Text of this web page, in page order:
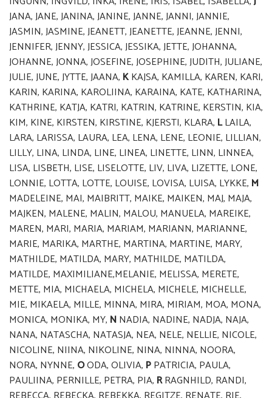
JANA, JANE, JANINA, JANINE, JANNE, JANNI, JANNIE,
JASMIN, JASMINE, JEANETT, JEANETTE, JEANNE, JENNI,
JENNIFER, JENNY, JESSICA, JESSIKA, JETTE, JOHANNA,
JOHANNE, JONNA, JOSEFINE, JOSEPHINE, JUDITH, JULIANE,
JULIE, JUNE, JYTTE, JAANA, KKAJSA, KAMILLA, KAREN, KARI,
KARIN, KARINA, KAROLIINA, KARAINA, KATE, KATHARINA,
KATHRINE, KATJA, KATRI, KATRIN, KATRINE, KERSTIN, KIA,
KIM, KINE, KIRSTEN, KIRSTINE, KJERSTI, KLARA, LLAILA,
LARA, LARISSA, LAURA, LEA, LENA, LENE, LEONIE, LILLIAN,
LILLY, LINA, LINDA, LINE, LINEA, LINETTE, LINN, LINNEA,
LISA, LISBETH, LISE, LISELOTTE, LIV, LIVA, LIZETTE, LONE,
LONNIE, LOTTA, LOTTE, LOUISE, LOVISA, LUISA, LYKKE, M
MADELEINE, MAI, MAIBRITT, MAIKE, MAIKEN, MAJ, MAJA,
MAJKEN, MALENE, MALIN, MALOU, MANUELA, MAREIKE,
MAREN, MARI, MARIA, MARIAM, MARIANN, MARIANNE,
MARIE, MARIKA, MARTHE, MARTINA, MARTINE, MARY,
MATHILDE, MATILDA, MARY, MATHILDE, MATILDA,
MATILDE, MAXIMILIANE,MELANIE, MELISSA, MERETE,
METTE, MIA, MICHAELA, MICHELA, MICHELE, MICHELLE,
MIE, MIKAELA, MILLE, MINNA, MIRA, MIRIAM, MOA, MONA,
MONICA, MONIKA, MY, NNADIA, NADINE, NADJA, NAJA,
NANA, NATASCHA, NATASJA, NEA, NELE, NELLIE, NICOLE,
NICOLINE, NIINA, NIKOLINE, NINA, NINNA, NOORA,
NORA, NYNNE, OODA, OLIVIA, PPATRICIA, PAULA,
PAULIINA, PERNILLE, PETRA, PIA, RRAGNHILD, RANDI,